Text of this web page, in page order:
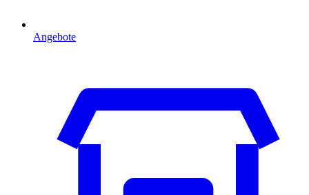
Angebote